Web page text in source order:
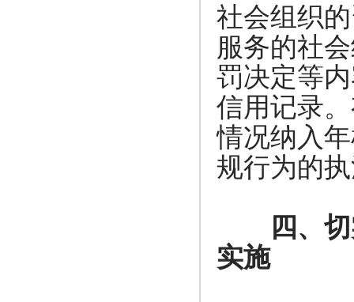
社会组织
服务的社
罚决定等
信用记录
情况纳入
规行为的
四、
实施